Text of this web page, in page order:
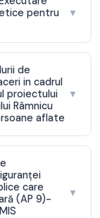
pentru
▼
de
in cadrul
proiectului
Râmnicu
aflate
▼
care
(AP 9)-
▼